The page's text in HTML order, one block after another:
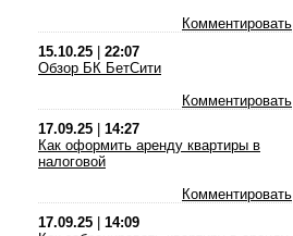
Комментировать
15.10.25
22:07
Обзор БК БетСити
Комментировать
17.09.25
14:27
Как оформить аренду квартиры в
налоговой
Комментировать
17.09.25
14:09